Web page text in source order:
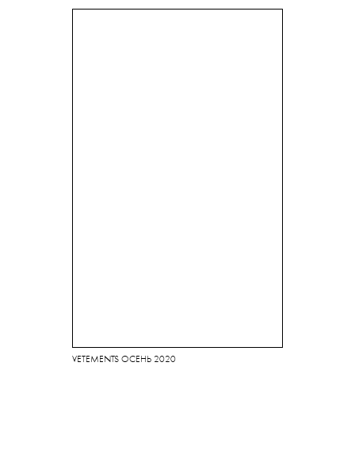
VETEMENTS ОСЕНЬ 2020